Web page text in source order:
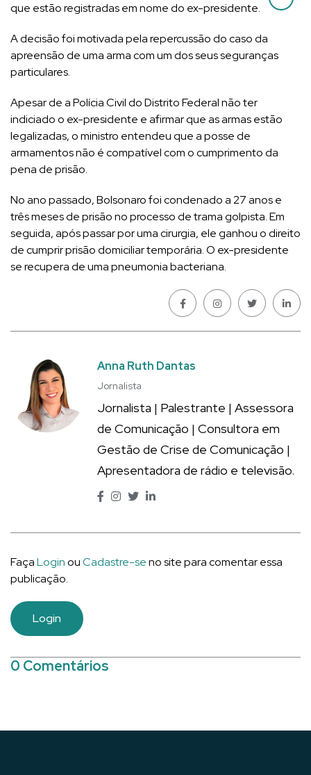
que estão registradas em nome do ex-presidente.
A decisão foi motivada pela repercussão do caso da
apreensão de uma arma com um dos seus seguranças
particulares.
Apesar de a Polícia Civil do Distrito Federal não ter
indiciado o ex-presidente e afirmar que as armas estão
legalizadas, o ministro entendeu que a posse de
armamentos não é compatível com o cumprimento da
pena de prisão.
No ano passado, Bolsonaro foi condenado a 27 anos e
três meses de prisão no processo de trama golpista. Em
seguida, após passar por uma cirurgia, ele ganhou o direito
de cumprir prisão domiciliar temporária. O ex-presidente
se recupera de uma pneumonia bacteriana.
Anna Ruth Dantas
Jornalista
Jornalista | Palestrante | Assessora
de Comunicação | Consultora em
Gestão de Crise de Comunicação |
Apresentadora de rádio e televisão.
FaçaLoginouCadastre-seno site para comentar essa
publicação.
Login
0 Comentários